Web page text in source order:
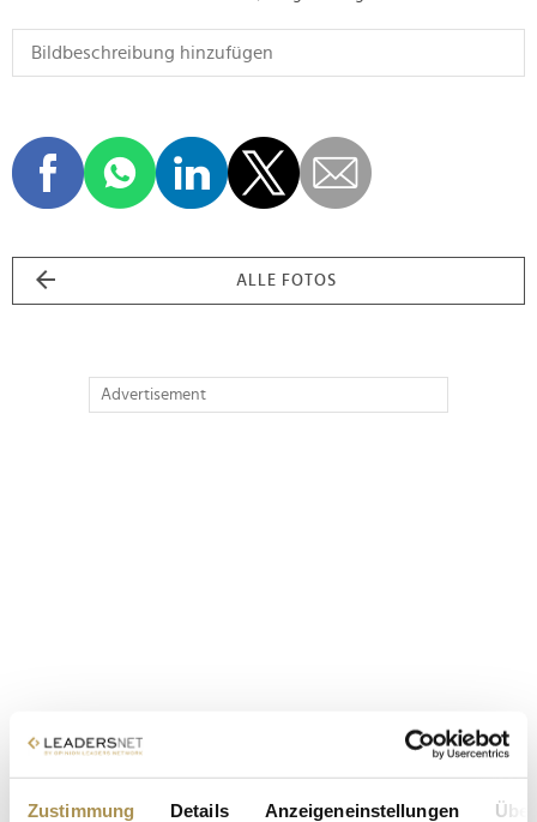
Zustimmung Details Anzeigeneinstellungen
ALLE FOTOS
Advertisement